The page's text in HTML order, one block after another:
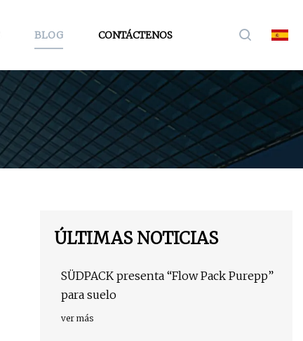
BLOG CONTÁCTENOS
ÚLTIMAS NOTICIAS
SÜDPACK presenta “Flow Pack Purepp”
para suelo
ver más